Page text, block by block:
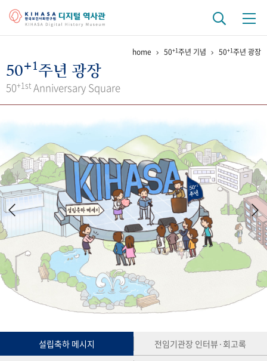
걸어온 길 기관 변천사
키워드로 보는 연구 역사
연구자들
간행물 변천사
기록물 아카이브
사진 아카이브 문서 기록물 행정박물 영상 기록물
50+1 주년 기념
성과 50선 숫자로 보는 50년 50
주년 광장
세계와 함께 한 KIHASA
VR 역사관
home 50+1주년 기념 50+1주년 광장
50+1주년 광장
50+1st Anniversary Square
설립축하 메시지
전임기관장 인터뷰·회고록